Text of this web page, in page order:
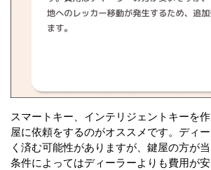
スマートキー、インテリジェントキーを
屋に依頼をするのがオススメです。ディ
く済む可能性がありますが、鍵屋の方が当
条件によってはディーラーよりも費用が